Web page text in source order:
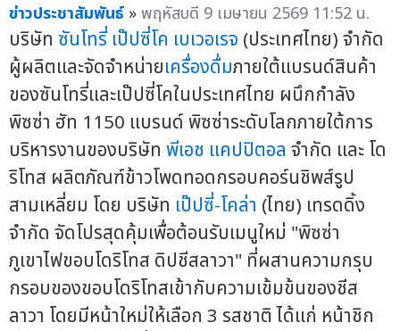
ข่าวประชาสัมพันธ์ »พฤหัสบดี 9 เมษายน 2569 11:52 น.
บริษัท ซันโทรี่ เป๊ปซี่โค เบเวอเรจ (ประเทศไทย) จำกัด
ผู้ผลิตและจัดจำหน่ายเครื่องดื่มภายใต้แบรนด์สินค้า
ของซันโทรี่และเป๊ปซี่โคในประเทศไทย ผนึกกำลัง
พิซซ่า ฮัท 1150 แบรนด์ พิซซ่าระดับโลกภายใต้การ
บริหารงานของบริษัท พีเอช แคปปิตอล จำกัด และ โด
ริโทส ผลิตภัณฑ์ข้าวโพดทอดกรอบคอร์นชิพส์รูป
สามเหลี่ยม โดย บริษัท เป๊ปซี่-โคล่า (ไทย) เทรดดิ้ง
จำกัด จัดโปรสุดคุ้มเพื่อต้อนรับเมนูใหม่ "พิซซ่า
ภูเขาไฟขอบโดริโทส ดิปชีสลาวา" ที่ผสานความกรุบ
กรอบของขอบโดริโทสเข้ากับความเข้มข้นของชีส
ลาวา โดยมีหน้าใหม่ให้เลือก 3 รสชาติ ได้แก่ หน้าชิก